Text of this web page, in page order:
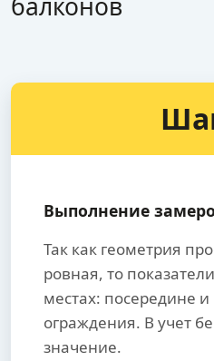
Выполнение
Так как геометрия
ровная, то
местах: посередине
ограждения. В учет
значение.